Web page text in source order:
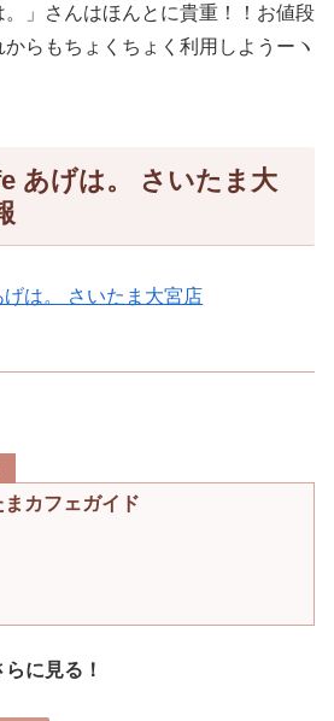
」さんはほんとに貴重！！お値段
らもちょくちょく利用しようーヽ
あげは。 さいたま大
は。 さいたま大宮店
まカフェガイド
に見る！